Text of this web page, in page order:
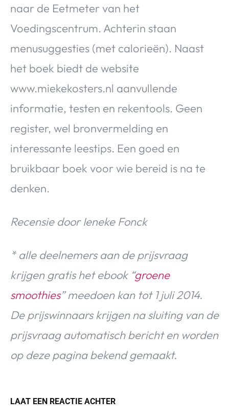
naar de Eetmeter van het
Voedingscentrum. Achterin staan
menusuggesties (met calorieën). Naast
het boek biedt de website
www.miekekosters.nl aanvullende
informatie, testen en rekentools. Geen
register, wel bronvermelding en
interessante leestips. Een goed en
bruikbaar boek voor wie bereid is na te
denken.
Recensie door Ieneke Fonck
* alle deelnemers aan de prijsvraag
krijgen gratis het ebook “groene
smoothies” meedoen kan tot 1 juli 2014.
De prijswinnaars krijgen na sluiting van de
prijsvraag automatisch bericht en worden
op deze pagina bekend gemaakt.
LAAT EEN REACTIE ACHTER